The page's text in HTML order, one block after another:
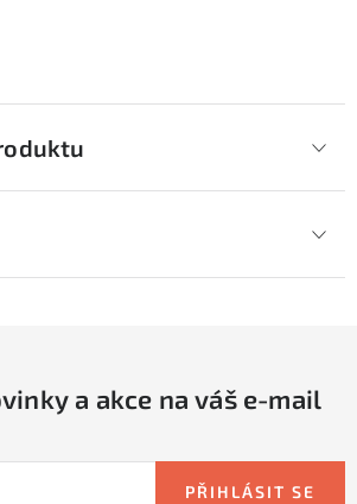
a akce na váš e-mail
PŘIHLÁSIT SE